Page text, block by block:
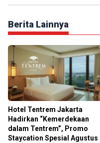
Berita Lainnya
Hotel Tentrem Jakarta
Hadirkan “Kemerdekaan
dalam Tentrem”, Promo
Staycation Spesial Agustus